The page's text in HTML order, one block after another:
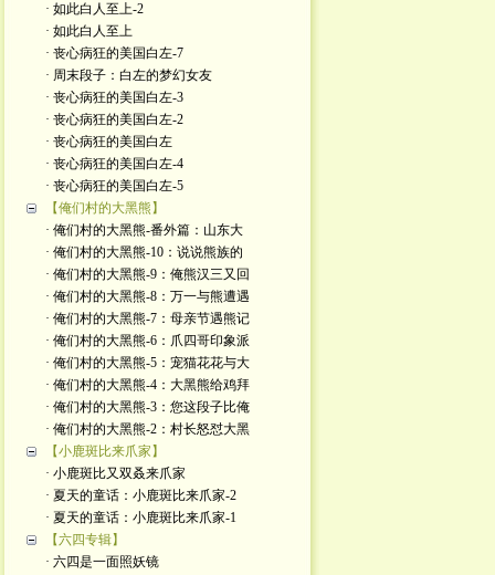
· 如此白人至上-2
· 如此白人至上
· 丧心病狂的美国白左-7
· 周末段子：白左的梦幻女友
· 丧心病狂的美国白左-3
· 丧心病狂的美国白左-2
· 丧心病狂的美国白左
· 丧心病狂的美国白左-4
· 丧心病狂的美国白左-5
【俺们村的大黑熊】
· 俺们村的大黑熊-番外篇：山东大
· 俺们村的大黑熊-10：说说熊族的
· 俺们村的大黑熊-9：俺熊汉三又回
· 俺们村的大黑熊-8：万一与熊遭遇
· 俺们村的大黑熊-7：母亲节遇熊记
· 俺们村的大黑熊-6：爪四哥印象派
· 俺们村的大黑熊-5：宠猫花花与大
· 俺们村的大黑熊-4：大黑熊给鸡拜
· 俺们村的大黑熊-3：您这段子比俺
· 俺们村的大黑熊-2：村长怒怼大黑
【小鹿斑比来爪家】
· 小鹿斑比又双叒来爪家
· 夏天的童话：小鹿斑比来爪家-2
· 夏天的童话：小鹿斑比来爪家-1
【六四专辑】
· 六四是一面照妖镜